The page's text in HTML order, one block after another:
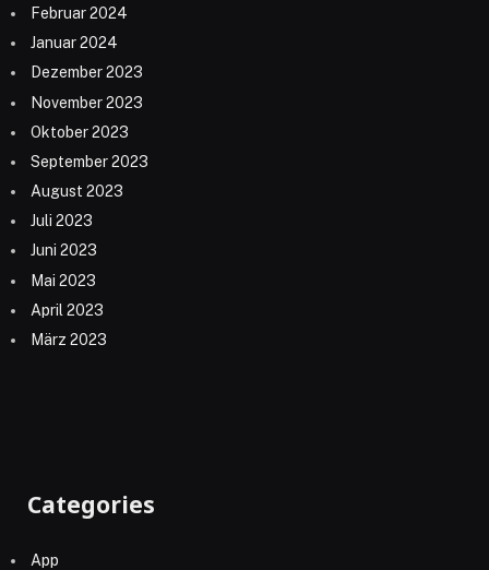
Februar 2024
Januar 2024
Dezember 2023
November 2023
Oktober 2023
September 2023
August 2023
Juli 2023
Juni 2023
Mai 2023
April 2023
März 2023
Categories
App